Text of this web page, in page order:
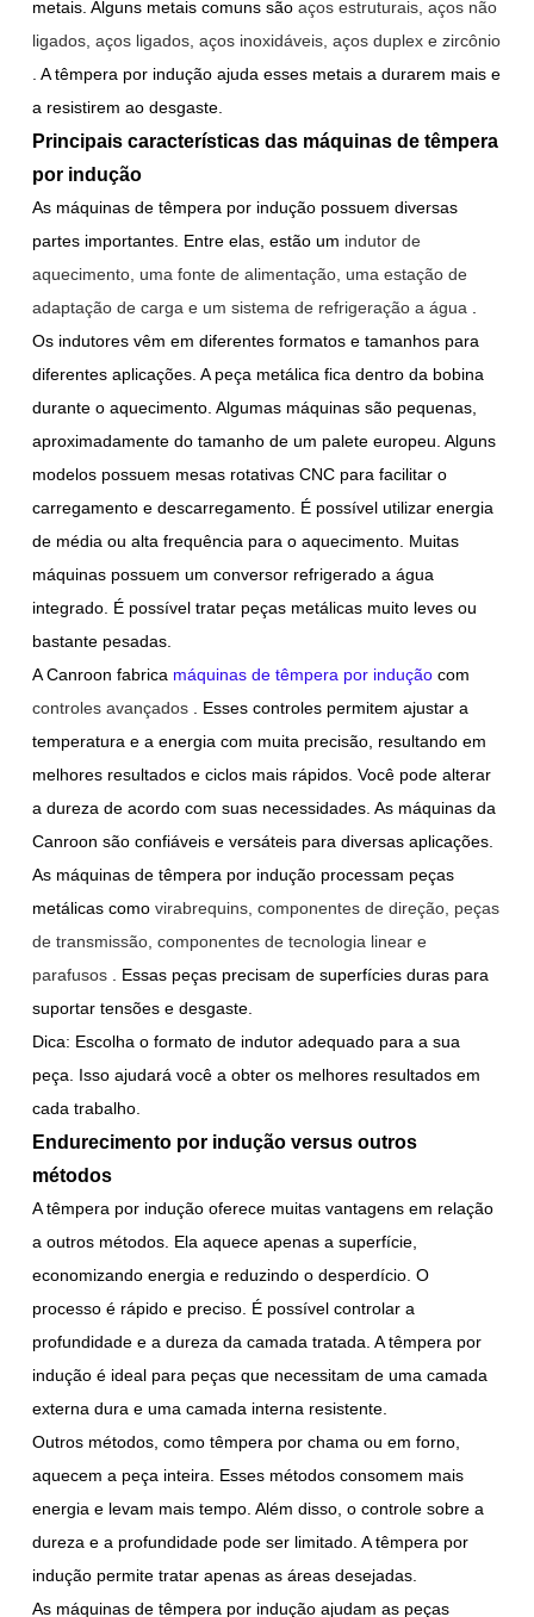
metais. Alguns metais comuns sãoaços estruturais, aços não
ligados, aços ligados, aços inoxidáveis, aços duplex e zircônio
. A têmpera por indução ajuda esses metais a durarem mais e
a resistirem ao desgaste.
Principais características das máquinas de têmpera
por indução
As máquinas de têmpera por indução possuem diversas
partes importantes. Entre elas, estão um indutor de
aquecimento, uma fonte de alimentação, uma estação de
adaptação de carga e um sistema de refrigeração a água
Os indutores vêm em diferentes formatos e tamanhos para
diferentes aplicações. A peça metálica fica dentro da bobina
durante o aquecimento. Algumas máquinas são pequenas,
aproximadamente do tamanho de um palete europeu. Alguns
modelos possuem mesas rotativas CNC para facilitar o
carregamento e descarregamento. É possível utilizar energia
de média ou alta frequência para o aquecimento. Muitas
máquinas possuem um conversor refrigerado a água
integrado. É possível tratar peças metálicas muito leves ou
bastante pesadas.
A Canroon fabrica máquinas de têmpera por indução com
controles avançados . Esses controles permitem ajustar a
temperatura e a energia com muita precisão, resultando em
melhores resultados e ciclos mais rápidos. Você pode alterar
a dureza de acordo com suas necessidades. As máquinas da
Canroon são confiáveis e versáteis para diversas aplicações.
As máquinas de têmpera por indução processam peças
metálicas comovirabrequins, componentes de direção, peças
de transmissão, componentes de tecnologia linear e
parafusos . Essas peças precisam de superfícies duras para
suportar tensões e desgaste.
Dica: Escolha o formato de indutor adequado para a sua
peça. Isso ajudará você a obter os melhores resultados em
cada trabalho.
Endurecimento por indução versus outros
métodos
A têmpera por indução oferece muitas vantagens em relação
a outros métodos. Ela aquece apenas a superfície,
economizando energia e reduzindo o desperdício. O
processo é rápido e preciso. É possível controlar a
profundidade e a dureza da camada tratada. A têmpera por
indução é ideal para peças que necessitam de uma camada
externa dura e uma camada interna resistente.
Outros métodos, como têmpera por chama ou em forno,
aquecem a peça inteira. Esses métodos consomem mais
energia e levam mais tempo. Além disso, o controle sobre a
dureza e a profundidade pode ser limitado. A têmpera por
indução permite tratar apenas as áreas desejadas.
As máquinas de têmpera por indução ajudam as peças